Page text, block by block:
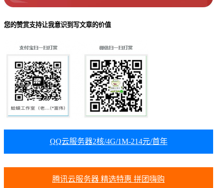
您的赞赏支持让我意识到写文章的价值
QQ云服务器2核/4G/1M-214元/首年
腾讯云服务器 精选特惠 拼团嗨购